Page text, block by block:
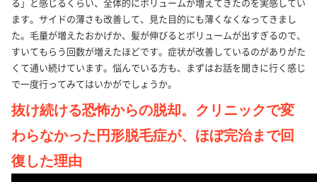
ます。サイドの薄さも改善して、見た目的にも薄くなくなってきまし
た。毛量が増えたおかげか、髪が伸びるとボリュームが出すぎるので、
すいてもらう回数が増えたほどです。症状が改善しているのがありがた
くて通い続けています。悩んでいる方も、まずはお話を聞きに行く感じ
で一度行ってみてはいかがでしょうか。
抜け続ける恐怖からの脱却。クリニックで変
わらなかった円形脱毛症が、ほぼ完治まで回
復した理由